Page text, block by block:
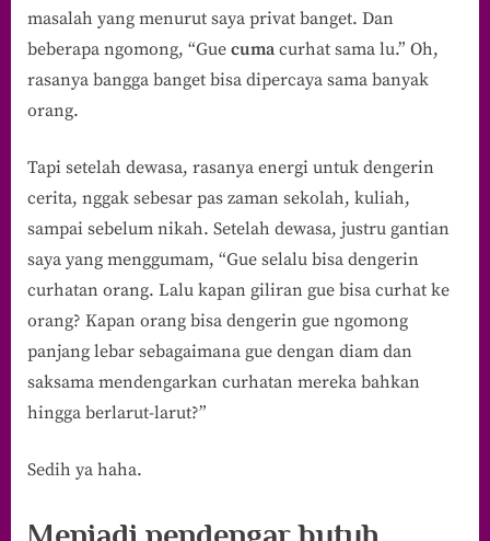
masalah yang menurut saya privat banget. Dan
beberapa ngomong, “Gue cuma curhat sama lu.” Oh,
rasanya bangga banget bisa dipercaya sama banyak
orang.
Tapi setelah dewasa, rasanya energi untuk dengerin
cerita, nggak sebesar pas zaman sekolah, kuliah,
sampai sebelum nikah. Setelah dewasa, justru gantian
saya yang menggumam, “Gue selalu bisa dengerin
curhatan orang. Lalu kapan giliran gue bisa curhat ke
orang? Kapan orang bisa dengerin gue ngomong
panjang lebar sebagaimana gue dengan diam dan
saksama mendengarkan curhatan mereka bahkan
hingga berlarut-larut?”
Sedih ya haha.
Menjadi pendengar butuh